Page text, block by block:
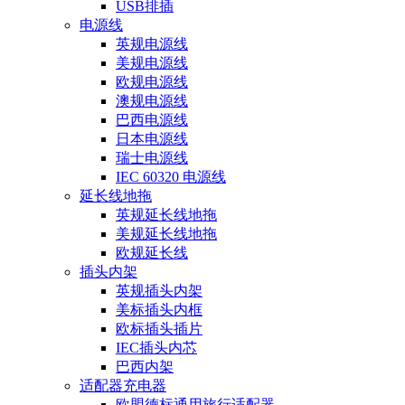
USB排插
电源线
英规电源线
美规电源线
欧规电源线
澳规电源线
巴西电源线
日本电源线
瑞士电源线
IEC 60320 电源线
延长线地拖
英规延长线地拖
美规延长线地拖
欧规延长线
插头内架
英规插头内架
美标插头内框
欧标插头插片
IEC插头内芯
巴西内架
适配器充电器